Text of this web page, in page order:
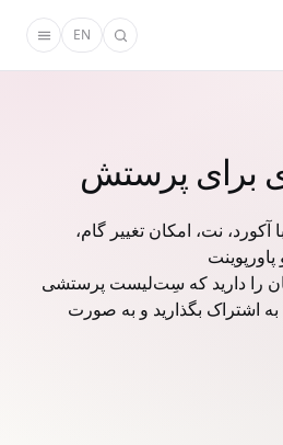
EN
برای پرستش
با آکورد، نت، امکان تغییر گام،
را دارید که سِت‌لیست پرستشی
به اشتراک بگذارید و به صورت